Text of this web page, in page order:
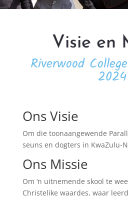
Visie en
Riverwood
2024
Ons Visie
Om die toonaangewende
seuns en dogters in KwaZulu-
Ons Missie
Om ‘n uitnemende skool te
Christelike waardes, waar